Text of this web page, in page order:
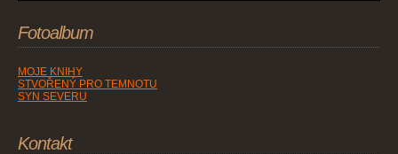
Fotoalbum
MOJE KNIHY
STVOŘENÝ PRO TEMNOTU
SYN SEVERU
Kontakt